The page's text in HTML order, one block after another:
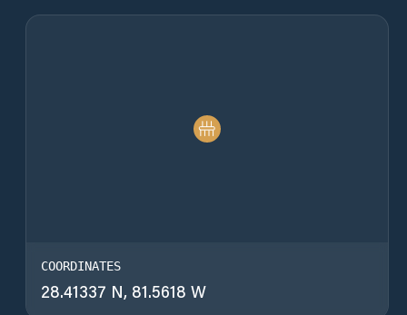
COORDINATES
28.41337 N, 81.5618 W